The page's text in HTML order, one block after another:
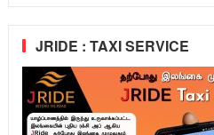
JRIDE : TAXI SERVICE